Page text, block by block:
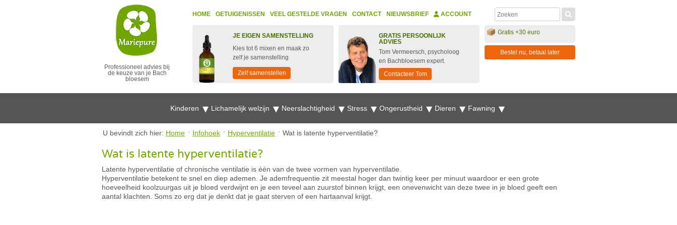
Professioneel advies bij
de keuze van je Bach
bloesem
HOME GETUIGENISSEN VEEL GESTELDE VRAGEN CONTACT NIEUWSBRIEF ACCOUNT
JE EIGEN SAMENSTELLING
Kies tot 6 mixen en maak zo
zelf je samenstelling
Zelf samenstellen
GRATIS PERSOONLIJK
ADVIES
Tom Vermeersch, psycholoog
en Bachbloesem expert.
Contacteer Tom
Gratis +30 euro
Bestel nu, betaal later
Kinderen Lichamelijk welzijn Neerslachtigheid Stress Ongerustheid Dieren Fawning
U bevindt zich hier: Home Infohoek Hyperventilatie Wat is latente hyperventilatie?
Wat is latente hyperventilatie?
Latente hyperventilatie of chronische ventilatie is één van de twee vormen van hyperventilatie.
Hyperventilatie betekent te snel en diep ademen. Je ademfrequentie zit meestal hoger dan twintig keer per minuut waardoor er een grote
hoeveelheid koolzuurgas uit je bloed verdwijnt en je een teveel aan zuurstof binnen krijgt, een onevenwicht van deze twee in je bloed geeft een
aantal klachten. Soms zo erg dat je denkt dat je gaat sterven of een hartaanval krijgt.